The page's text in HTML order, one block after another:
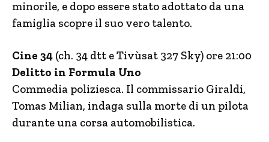
minorile, e dopo essere stato adottato da una
famiglia scopre il suo vero talento.
Cine 34 (ch. 34 dtt e Tivùsat 327 Sky) ore 21:00
Delitto in Formula Uno
Commedia poliziesca. Il commissario Giraldi,
Tomas Milian, indaga sulla morte di un pilota
durante una corsa automobilistica.